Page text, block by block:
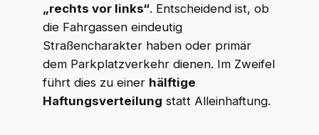
„rechts vor links“. Entscheidend ist, ob
die Fahrgassen eindeutig
Straßencharakter haben oder primär
dem Parkplatzverkehr dienen. Im Zweifel
führt dies zu einer hälftige
Haftungsverteilung statt Alleinhaftung.